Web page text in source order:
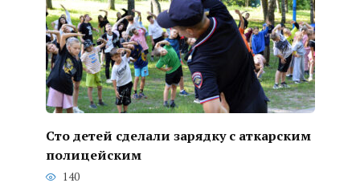
Сто детей сделали зарядку с аткарским
полицейским
140